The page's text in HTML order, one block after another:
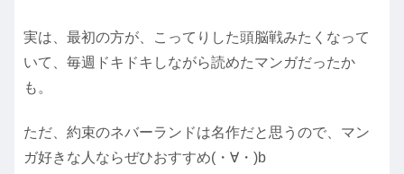
実は、最初の方が、こってりした頭脳戦みたくなって
いて、毎週ドキドキしながら読めたマンガだったか
も。
ただ、約束のネバーランドは名作だと思うので、マン
ガ好きな人ならぜひおすすめ(・∀・)b